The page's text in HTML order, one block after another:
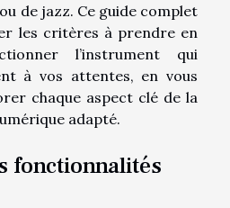
de jazz. Ce guide complet
les critères à prendre en
l’instrument qui
à vos attentes, en vous
chaque aspect clé de la
adapté.
fonctionnalités